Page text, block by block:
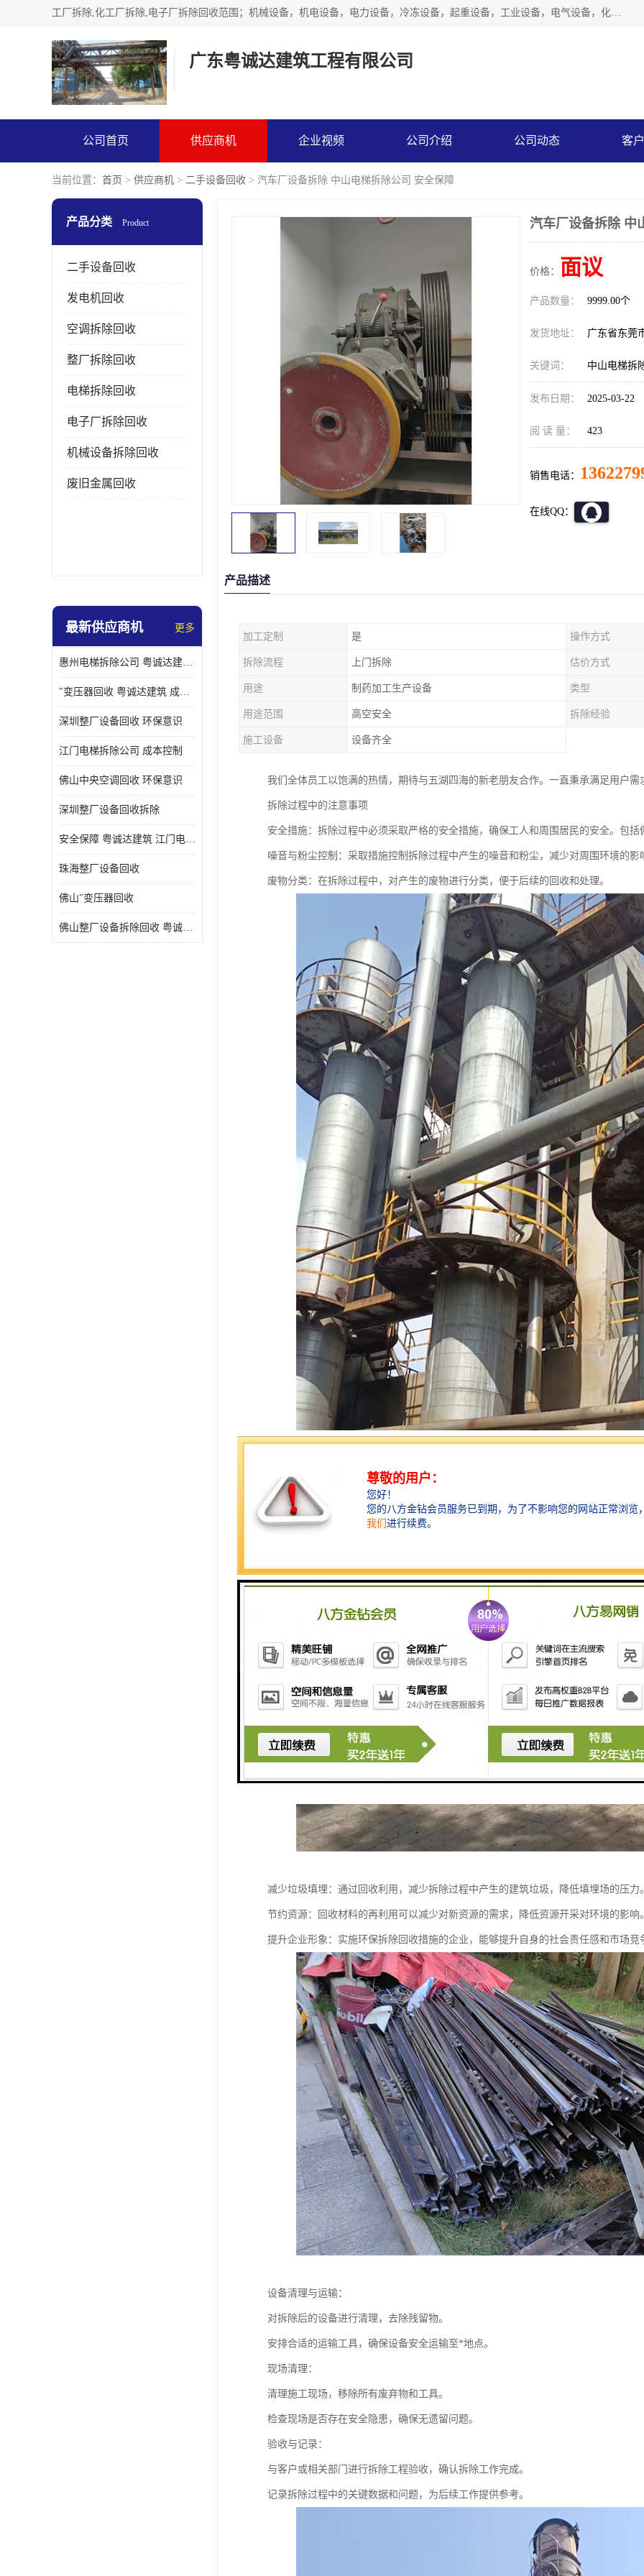
工厂拆除,化工厂拆除,电子厂拆除回收范围；机械设备，机电设备，电力设备，冷冻设备，起重设备，工业设备，电气设备，化工设备，木工设备，纺织设备，印染设备，水洗设备，电力物资，废旧金属，废旧物资，二手锅炉，二手电梯。
广东粤诚达建筑工程有限公司
公司首页 供应商机 企业视频 公司介绍 公司动态 客
当前位置： 首页 > 供应商机 > 二手设备回收 > 汽车厂设备拆除 中山电梯拆除公司 安全保障
产品分类 Product
二手设备回收
发电机回收
空调拆除回收
整厂拆除回收
电梯拆除回收
电子厂拆除回收
机械设备拆除回收
废旧金属回收
最新供应商机 更多
惠州电梯拆除公司 粤诚达建筑 安全保障
"变压器回收 粤诚达建筑 成本控制
深圳整厂设备回收 环保意识
江门电梯拆除公司 成本控制
佛山中央空调回收 环保意识
深圳整厂设备回收拆除
安全保障 粤诚达建筑 江门电梯拆除公司
珠海整厂设备回收
佛山"变压器回收
佛山整厂设备拆除回收 粤诚达建筑 环保意识
汽车厂设备拆除 中
价格： 面议
产品数量： 9999.00个
发货地址： 广东省东莞
关键词： 中山电梯拆
发布日期： 2025-03-22
阅 读 量： 423
销售电话：
在线QQ：
产品描述
加工定制 是 操作方式
拆除流程 上门拆除 估价方式
用途 制药加工生产设备 类型
用途范围 高空安全 拆除经验
施工设备 设备齐全
我们全体员工以饱满的热情，期待与五湖四海的新老朋友合作。一直秉承满足用户
拆除过程中的注意事项
安全措施：拆除过程中必须采取严格的安全措施，确保工人和周围居民的安全。包
噪音与粉尘控制：采取措施控制拆除过程中产生的噪音和粉尘，减少对周围环境的影
废物分类：在拆除过程中，对产生的废物进行分类，便于后续的回收和处理。
减少垃圾填埋：通过回收利用，减少拆除过程中产生的建筑垃圾，降低填埋场的压力
节约资源：回收材料的再利用可以减少对新资源的需求，降低资源开采对环境的影响
提升企业形象：实施环保拆除回收措施的企业，能够提升自身的社会责任感和市场竞
设备清理与运输：
对拆除后的设备进行清理，去除残留物。
安排合适的运输工具，确保设备安全运输至*地点。
现场清理：
清理施工现场，移除所有废弃物和工具。
检查现场是否存在安全隐患，确保无遗留问题。
验收与记录：
与客户或相关部门进行拆除工程验收，确认拆除工作完成。
记录拆除过程中的关键数据和问题，为后续工作提供参考。